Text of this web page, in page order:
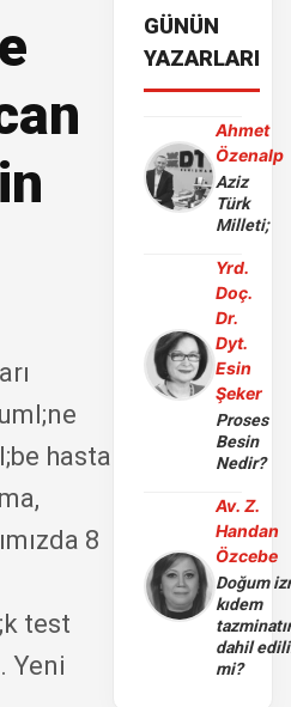
hasta
8
test
Yeni
GÜNÜN
YAZARLARI
Ahmet
Özenalp
Aziz
Türk
Milleti;
Yrd.
Doç.
Dr.
Dyt.
Esin
Şeker
Proses
Besin
Nedir?
Av. Z.
Handan
Özcebe
Doğum
kıdem
dahil
mi?